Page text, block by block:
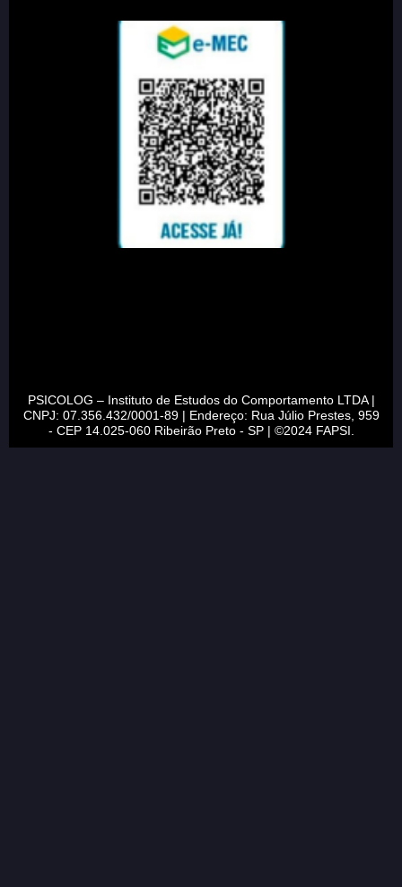
PSICOLOG – Instituto de Estudos do Comportamento LTDA |
CNPJ: 07.356.432/0001-89 | Endereço: Rua Júlio Prestes, 959
- CEP 14.025-060 Ribeirão Preto - SP | ©2024 FAPSI.